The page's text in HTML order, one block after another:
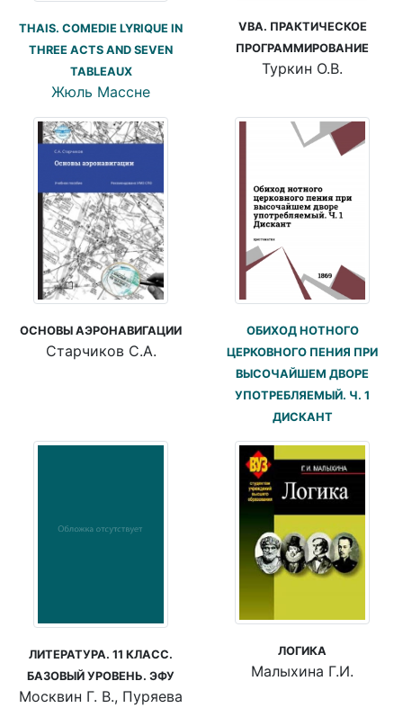
THAIS. COMEDIE LYRIQUE IN
THREE ACTS AND SEVEN
TABLEAUX
Жюль Массне
VBA. ПРАКТИЧЕСКОЕ
ПРОГРАММИРОВАНИЕ
Туркин О.В.
ОСНОВЫ АЭРОНАВИГАЦИИ
Старчиков С.А.
ОБИХОД НОТНОГО
ЦЕРКОВНОГО ПЕНИЯ ПРИ
ВЫСОЧАЙШЕМ ДВОРЕ
УПОТРЕБЛЯЕМЫЙ. Ч. 1
ДИСКАНТ
ЛИТЕРАТУРА. 11 КЛАСС.
БАЗОВЫЙ УРОВЕНЬ. ЭФУ
Москвин Г. В., Пуряева
ЛОГИКА
Малыхина Г.И.